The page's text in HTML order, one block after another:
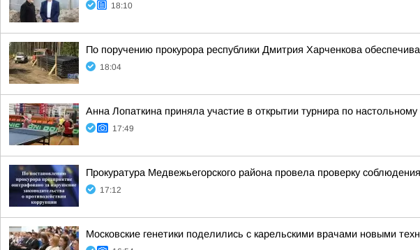
18:10
По поручению прокурора республики Дмитрия Харченкова
18:04
Анна Лопаткина приняла участие в открытии турнира по настольному
17:49
Прокуратура Медвежьегорского района провела проверку
17:12
Московские генетики поделились с карельскими врачами новыми